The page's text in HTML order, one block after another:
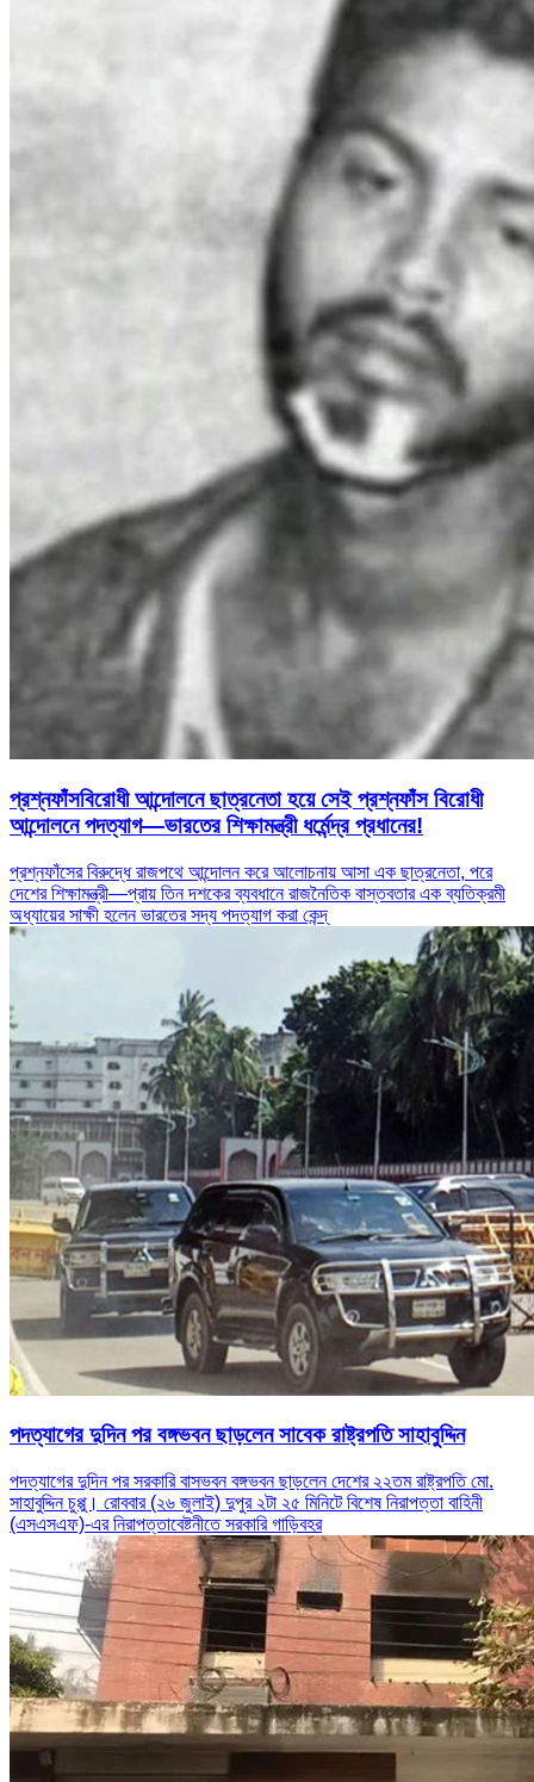
প্রশ্নফাঁসবিরোধী আন্দোলনে ছাত্রনেতা হয়ে সেই প্রশ্নফাঁস বিরোধী
আন্দোলনে পদত্যাগ—ভারতের শিক্ষামন্ত্রী ধর্মেন্দ্র প্রধানের!
প্রশ্নফাঁসের বিরুদ্ধে রাজপথে আন্দোলন করে আলোচনায় আসা এক ছাত্রনেতা, পরে
দেশের শিক্ষামন্ত্রী—প্রায় তিন দশকের ব্যবধানে রাজনৈতিক বাস্তবতার এক ব্যতিক্রমী
অধ্যায়ের সাক্ষী হলেন ভারতের সদ্য পদত্যাগ করা কেন্দ্
পদত্যাগের দুদিন পর বঙ্গভবন ছাড়লেন সাবেক রাষ্ট্রপতি সাহাবুদ্দিন
পদত্যাগের দুদিন পর সরকারি বাসভবন বঙ্গভবন ছাড়লেন দেশের ২২তম রাষ্ট্রপতি মো.
সাহাবুদ্দিন চুপ্পু। রোববার (২৬ জুলাই) দুপুর ২টা ২৫ মিনিটে বিশেষ নিরাপত্তা বাহিনী
(এসএসএফ)-এর নিরাপত্তাবেষ্টনীতে সরকারি গাড়িবহর